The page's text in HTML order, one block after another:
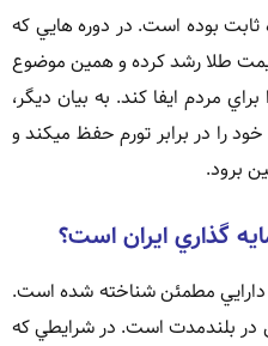
ثابت بوده است. در دوره هايي که
طلا رشد کرده و همين موضوع
مردم ايفا کند. به بيان ديگر،
را در برابر تورم حفظ ميکند و
برود.
گذاري ايران است؟
دارايي مطمئن شناخته شده است.
بلندمدت است. در شرايطي که